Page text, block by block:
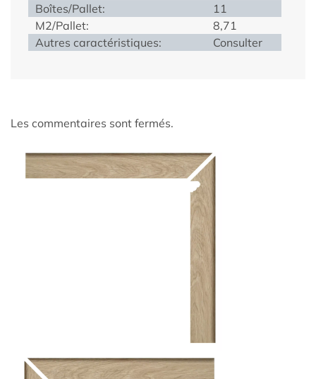
Boîtes/Pallet:
11
M2/Pallet:
8,71
Autres caractéristiques:
Consulter
Les commentaires sont fermés.